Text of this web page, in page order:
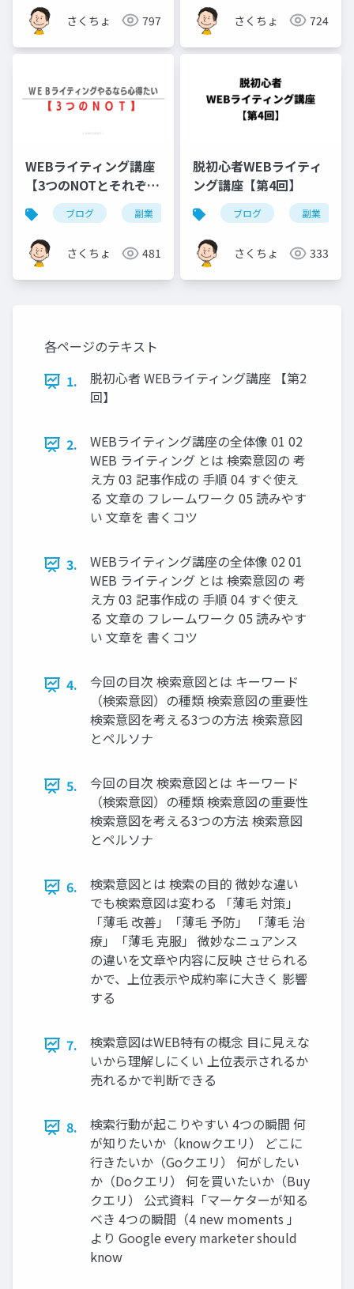
さくちょ 797 さくちょ 724
WEBライティング講座
【3つのNOTとそれぞれ
の壁を超えるテクニッ
ク】
ブログ 副業 アフィリエイト webライテ
さくちょ 481
脱初心者WEBライティ
ング講座【第4回】
ブログ 副業
さくちょ 333
各ページのテキスト
1.
脱初心者 WEBライティング講座 【第2
回】
2.
WEBライティング講座の全体像 01 02
WEB ライティング とは 検索意図の 考
え方 03 記事作成の 手順 04 すぐ使え
る 文章の フレームワーク 05 読みやす
い 文章を 書くコツ
3.
WEBライティング講座の全体像 02 01
WEB ライティング とは 検索意図の 考
え方 03 記事作成の 手順 04 すぐ使え
る 文章の フレームワーク 05 読みやす
い 文章を 書くコツ
4.
今回の目次 検索意図とは キーワード
（検索意図）の種類 検索意図の重要性
検索意図を考える3つの方法 検索意図
とペルソナ
5.
今回の目次 検索意図とは キーワード
（検索意図）の種類 検索意図の重要性
検索意図を考える3つの方法 検索意図
とペルソナ
6.
検索意図とは 検索の目的 微妙な違い
でも検索意図は変わる 「薄毛 対策」
「薄毛 改善」「薄毛 予防」 「薄毛 治
療」「薄毛 克服」 微妙なニュアンス
の違いを文章や内容に反映 させられる
かで、上位表示や成約率に大きく 影響
する
7.
検索意図はWEB特有の概念 目に見えな
いから理解しにくい 上位表示されるか
売れるかで判断できる
8.
検索行動が起こりやすい 4つの瞬間 何
が知りたいか（knowクエリ） どこに
行きたいか（Goクエリ） 何がしたい
か（Doクエリ） 何を買いたいか（Buy
クエリ） 公式資料「マーケターが知る
べき 4つの瞬間（4 new moments 」
より Google every marketer should
know